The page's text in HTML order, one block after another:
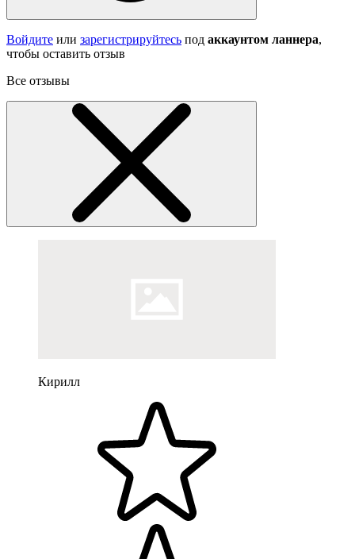
Войдите или зарегистрируйтесь под аккаунтом ланнера,
чтобы оставить отзыв
Все отзывы
Кирилл